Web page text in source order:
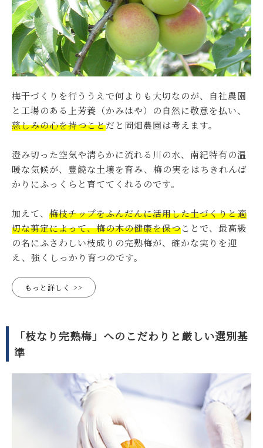
梅干づくりを行ううえで何よりも大切なのが、自社農園
と工場のある上芳養（かみはや）の自然に敬意を払い、
慈しみの心を持つことだと岡畑農園は考えます。
澄み切った空気や清らかに流れる川の水、南紀特有の温
暖な気候が、豊饒な土壌を育み、梅の実をはちきれんば
かりにふっくらと育ててくれるのです。
加えて、 梅枝チップをふんだんに活用した土づくりと適
切な剪定によって、梅の木の健康を保つことで、最高級
の名にふさわしい枝成りの完熟梅が、確かな実りを迎
え、強くしっかり育つのです。
もっと詳しく
「枝なり完熟梅」へのこだわりと厳しい選別基
準